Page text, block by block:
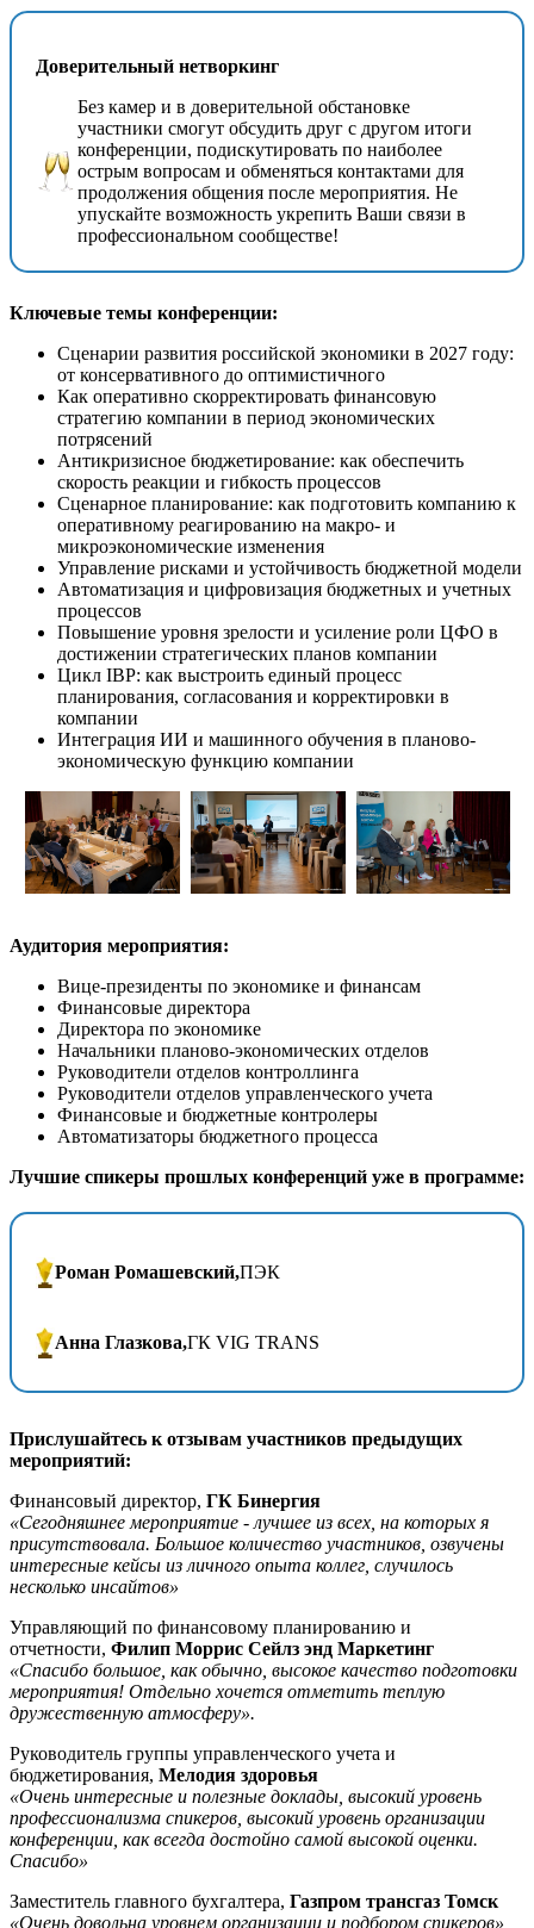
Доверительный нетворкинг
Без камер и в доверительной обстановке
участники смогут обсудить друг с другом итоги
конференции, подискутировать по наиболее
острым вопросам и обменяться контактами для
продолжения общения после мероприятия. Не
упускайте возможность укрепить Ваши связи в
профессиональном сообществе!
Ключевые темы конференции:
Сценарии развития российской экономики в 2027 году:
от консервативного до оптимистичного
Как оперативно скорректировать финансовую
стратегию компании в период экономических
потрясений
Антикризисное бюджетирование: как обеспечить
скорость реакции и гибкость процессов
Сценарное планирование: как подготовить компанию к
оперативному реагированию на макро- и
микроэкономические изменения
Управление рисками и устойчивость бюджетной модели
Автоматизация и цифровизация бюджетных и учетных
процессов
Повышение уровня зрелости и усиление роли ЦФО в
достижении стратегических планов компании
Цикл IBP: как выстроить единый процесс
планирования, согласования и корректировки в
компании
Интеграция ИИ и машинного обучения в планово-
экономическую функцию компании
Аудитория мероприятия:
Вице-президенты по экономике и финансам
Финансовые директора
Директора по экономике
Начальники планово-экономических отделов
Руководители отделов контроллинга
Руководители отделов управленческого учета
Финансовые и бюджетные контролеры
Автоматизаторы бюджетного процесса
Лучшие спикеры прошлых конференций уже в программе:
Роман Ромашевский,ПЭК
Анна Глазкова,ГК VIG TRANS
Прислушайтесь к отзывам участников предыдущих
мероприятий:
Финансовый директор, ГК Бинергия
«Сегодняшнее мероприятие - лучшее из всех, на которых я
присутствовала. Большое количество участников, озвучены
интересные кейсы из личного опыта коллег, случилось
несколько инсайтов»
Управляющий по финансовому планированию и
отчетности, Филип Моррис Сейлз энд Маркетинг
«Спасибо большое, как обычно, высокое качество подготовки
мероприятия! Отдельно хочется отметить теплую
дружественную атмосферу».
Руководитель группы управленческого учета и
бюджетирования, Мелодия здоровья
«Очень интересные и полезные доклады, высокий уровень
профессионализма спикеров, высокий уровень организации
конференции, как всегда достойно самой высокой оценки.
Спасибо»
Заместитель главного бухгалтера, Газпром трансгаз Томск
«Очень довольна уровнем организации и подбором спикеров»